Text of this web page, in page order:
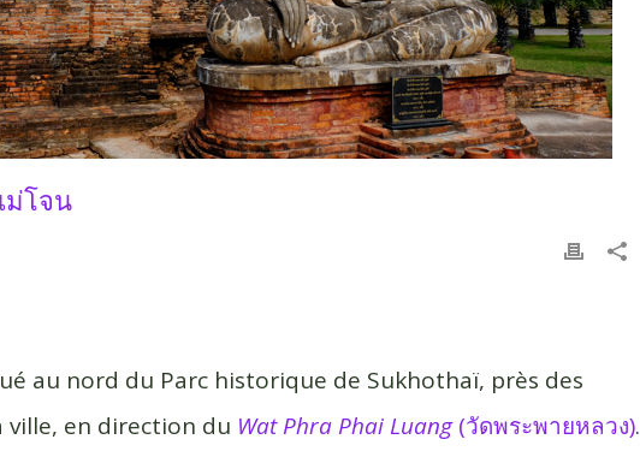
ม่โจน
au nord du Parc historique de Sukhothaï, près des
ville, en direction du Wat Phra Phai Luang(วัดพระพายหลวง).